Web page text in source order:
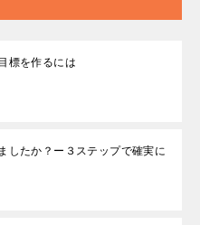
標を作るには
したか？ー３ステップで確実に